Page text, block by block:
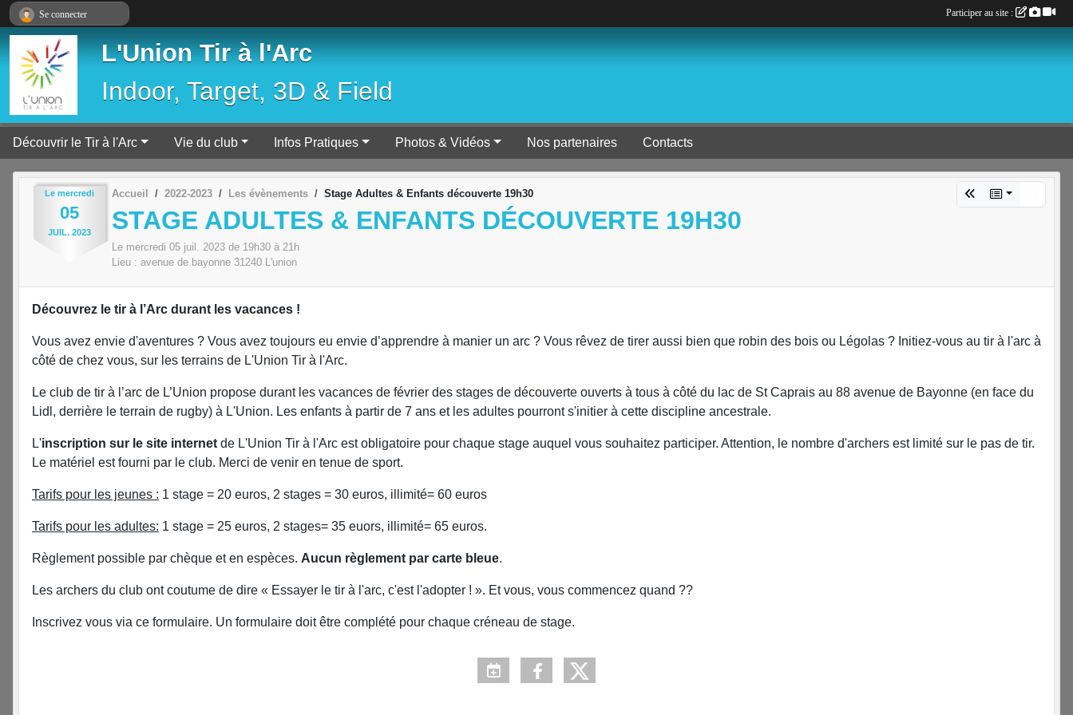
L'Union Tir à l'Arc
Indoor, Target, 3D & Field
Découvrir le Tir à l'Arc Vie du club Infos Pratiques Photos & Vidéos Nos partenaires Contacts
Le mercredi
05
JUIL. 2023
Accueil 2022-2023 Les évènements Stage Adultes & Enfants découverte 19h30
STAGE ADULTES & ENFANTS DÉCOUVERTE 19H30
Le mercredi 05 juil. 2023 de 19h30 à 21h
Lieu : avenue de bayonne 31240 L'union
Découvrez le tir à l’Arc durant les vacances !
Vous avez envie d'aventures ? Vous avez toujours eu envie d’apprendre à manier un arc ? Vous rêvez de tirer aussi bien que robin des bois ou Légolas ? Initiez-vous au tir à l'arc à
côté de chez vous, sur les terrains de L'Union Tir à l'Arc.
Le club de tir à l’arc de L’Union propose durant les vacances de février des stages de découverte ouverts à tous à côté du lac de St Caprais au 88 avenue de Bayonne (en face du
Lidl, derrière le terrain de rugby) à L'Union. Les enfants à partir de 7 ans et les adultes pourront s'initier à cette discipline ancestrale.
L'inscription sur le site internet de L'Union Tir à l'Arc est obligatoire pour chaque stage auquel vous souhaitez participer. Attention, le nombre d'archers est limité sur le pas de tir.
Le matériel est fourni par le club. Merci de venir en tenue de sport.
Tarifs pour les jeunes : 1 stage = 20 euros, 2 stages = 30 euros, illimité= 60 euros
Tarifs pour les adultes: 1 stage = 25 euros, 2 stages= 35 euors, illimité= 65 euros.
Règlement possible par chèque et en espèces. Aucun règlement par carte bleue.
Les archers du club ont coutume de dire « Essayer le tir à l'arc, c'est l'adopter ! ». Et vous, vous commencez quand ??
Inscrivez vous via ce formulaire. Un formulaire doit être complété pour chaque créneau de stage.
Se connecter Participer au site :
Panneau de gestion des cookies